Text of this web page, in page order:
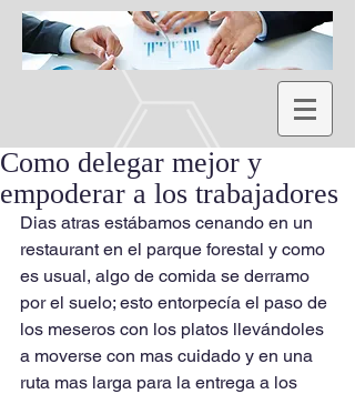
Como delegar mejor y
empoderar a los trabajadores
Dias atras estábamos cenando en un
restaurant en el parque forestal y como
es usual, algo de comida se derramo
por el suelo; esto entorpecía el paso de
los meseros con los platos llevándoles
a moverse con mas cuidado y en una
ruta mas larga para la entrega a los